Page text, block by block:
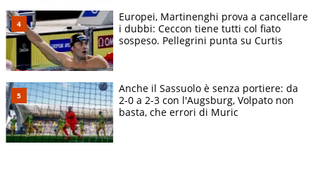
Europei, Martinenghi prova a cancellare
i dubbi: Ceccon tiene tutti col fiato
sospeso. Pellegrini punta su Curtis
Anche il Sassuolo è senza portiere: da
2-0 a 2-3 con l'Augsburg, Volpato non
basta, che errori di Muric